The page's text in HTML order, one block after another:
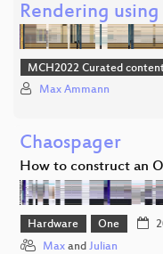
Rendering using
MCH2022 Curated
Max Ammann
Chaospager
How to construct an
Hardware One
Max and Julian